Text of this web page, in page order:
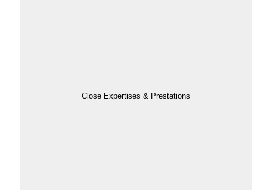
Close Expertises & Prestations